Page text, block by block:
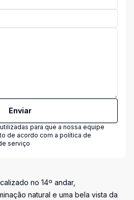
Enviar
para que a nossa equipe
de acordo com a política de
serviço
no 14º andar,
natural e uma bela vista da